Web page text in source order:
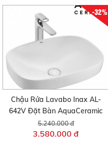
-32%
Chậu Rửa Lavabo Inax AL-
642V Đặt Bàn AquaCeramic
5.240.000 đ
3.580.000 đ